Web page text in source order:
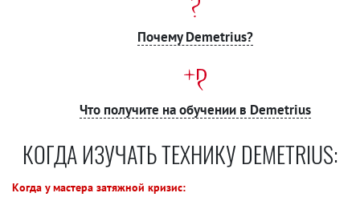
Почему Demetrius?
Что получите на обучении в Demetrius
КОГДА ИЗУЧАТЬ ТЕХНИКУ DEMETRIUS:
Когда у мастера затяжной кризис: